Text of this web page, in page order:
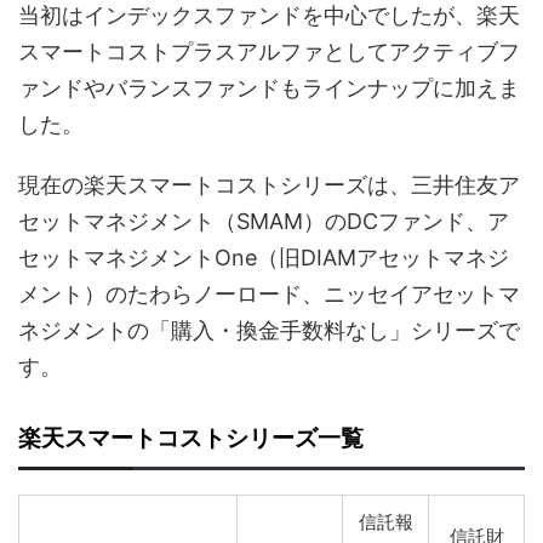
当初はインデックスファンドを中心でしたが、楽天
スマートコストプラスアルファとしてアクティブフ
ァンドやバランスファンドもラインナップに加えま
した。
現在の楽天スマートコストシリーズは、三井住友ア
セットマネジメント（SMAM）のDCファンド、ア
セットマネジメントOne（旧DIAMアセットマネジ
メント）のたわらノーロード、ニッセイアセットマ
ネジメントの「購入・換金手数料なし」シリーズで
す。
楽天スマートコストシリーズ一覧
信託報
信託財